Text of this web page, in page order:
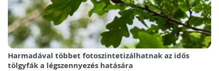
Harmadával többet fotoszintetizálhatnak az idős
tölgyfák a légszennyezés hatására